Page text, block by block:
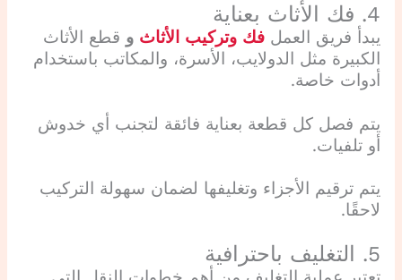
4. فك الأثاث بعناية
يبدأ فريق العمل فك وتركيب الأثاث و قطع الأثاث
الكبيرة مثل الدولايب، الأسرة، والمكاتب باستخدام
أدوات خاصة.
يتم فصل كل قطعة بعناية فائقة لتجنب أي خدوش
أو تلفيات.
يتم ترقيم الأجزاء وتغليفها لضمان سهولة التركيب
لاحقًا.
5. التغليف باحترافية